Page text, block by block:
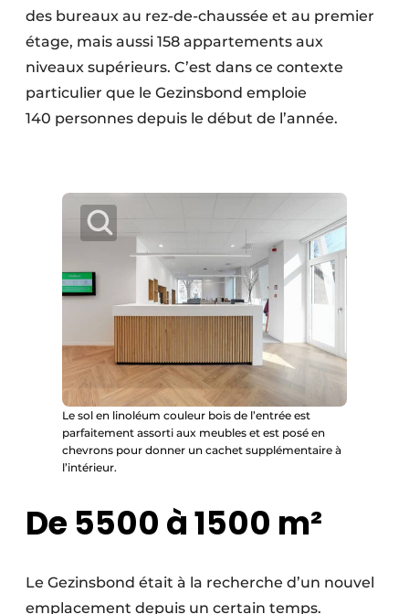
des bureaux au rez-de-chaussée et au premier
étage, mais aussi 158 appartements aux
niveaux supérieurs. C’est dans ce contexte
particulier que le Gezinsbond emploie
140 personnes depuis le début de l’année.
Le sol en linoléum couleur bois de l’entrée est
parfaitement assorti aux meubles et est posé en
chevrons pour donner un cachet supplémentaire à
l’intérieur.
De 5500 à 1500 m²
Le Gezinsbond était à la recherche d’un nouvel
emplacement depuis un certain temps.